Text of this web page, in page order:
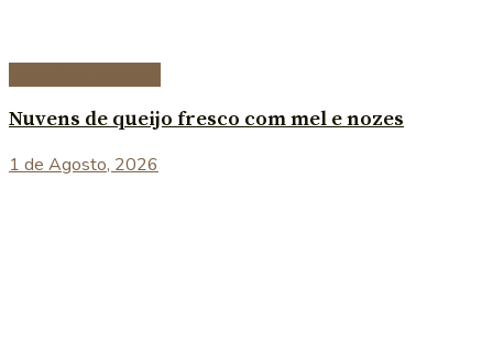
Nuvens de queijo fresco com mel e nozes
1 de Agosto, 2026